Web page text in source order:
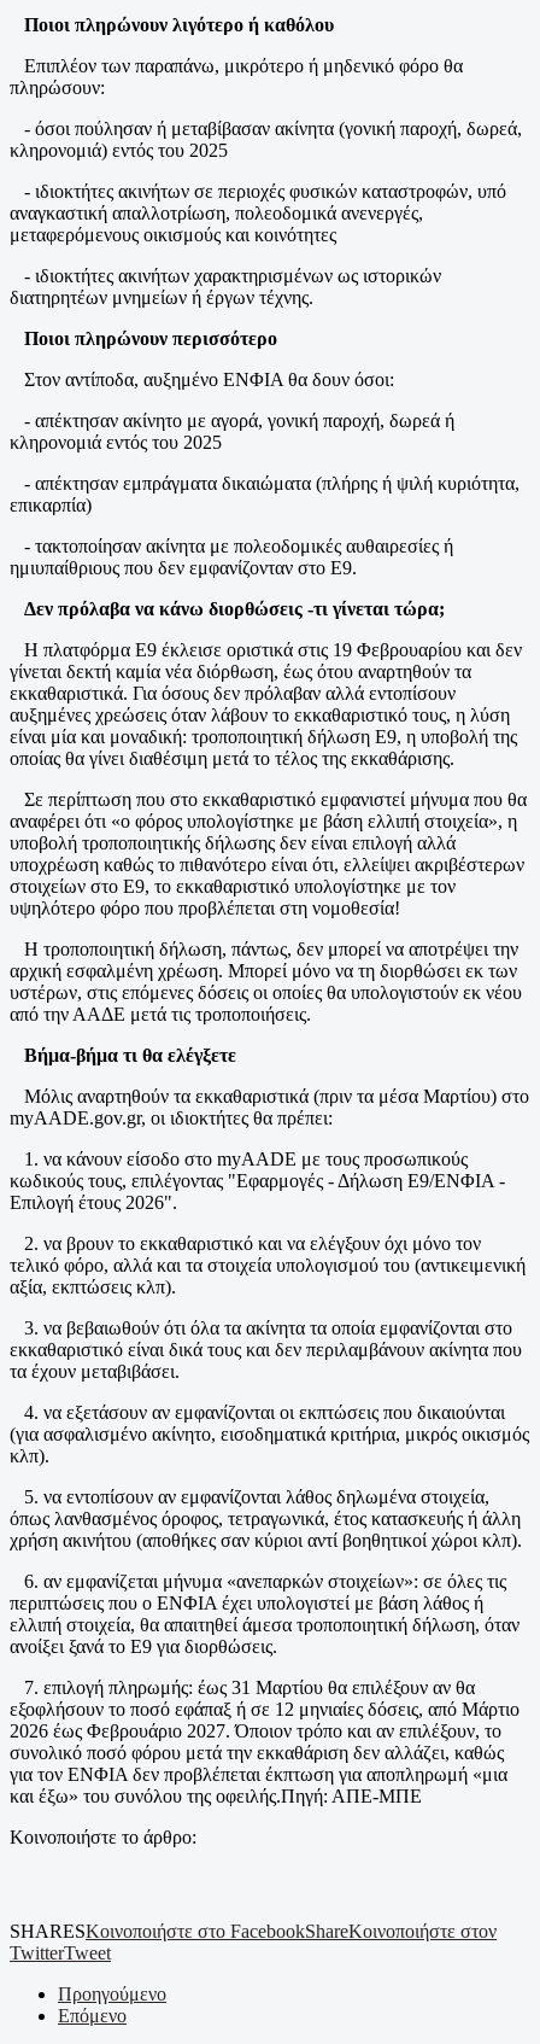
Ποιοι πληρώνουν λιγότερο ή καθόλου
Επιπλέον των παραπάνω, μικρότερο ή μηδενικό φόρο θα
πληρώσουν:
- όσοι πούλησαν ή μεταβίβασαν ακίνητα (γονική παροχή, δωρεά,
κληρονομιά) εντός του 2025
- ιδιοκτήτες ακινήτων σε περιοχές φυσικών καταστροφών, υπό
αναγκαστική απαλλοτρίωση, πολεοδομικά ανενεργές,
μεταφερόμενους οικισμούς και κοινότητες
- ιδιοκτήτες ακινήτων χαρακτηρισμένων ως ιστορικών
διατηρητέων μνημείων ή έργων τέχνης.
Ποιοι πληρώνουν περισσότερο
Στον αντίποδα, αυξημένο ΕΝΦΙΑ θα δουν όσοι:
- απέκτησαν ακίνητο με αγορά, γονική παροχή, δωρεά ή
κληρονομιά εντός του 2025
- απέκτησαν εμπράγματα δικαιώματα (πλήρης ή ψιλή κυριότητα,
επικαρπία)
- τακτοποίησαν ακίνητα με πολεοδομικές αυθαιρεσίες ή
ημιυπαίθριους που δεν εμφανίζονταν στο Ε9.
Δεν πρόλαβα να κάνω διορθώσεις -τι γίνεται τώρα;
Η πλατφόρμα Ε9 έκλεισε οριστικά στις 19 Φεβρουαρίου και δεν
γίνεται δεκτή καμία νέα διόρθωση, έως ότου αναρτηθούν τα
εκκαθαριστικά. Για όσους δεν πρόλαβαν αλλά εντοπίσουν
αυξημένες χρεώσεις όταν λάβουν το εκκαθαριστικό τους, η λύση
είναι μία και μοναδική: τροποποιητική δήλωση Ε9, η υποβολή της
οποίας θα γίνει διαθέσιμη μετά το τέλος της εκκαθάρισης.
Σε περίπτωση που στο εκκαθαριστικό εμφανιστεί μήνυμα που θα
αναφέρει ότι «ο φόρος υπολογίστηκε με βάση ελλιπή στοιχεία», η
υποβολή τροποποιητικής δήλωσης δεν είναι επιλογή αλλά
υποχρέωση καθώς το πιθανότερο είναι ότι, ελλείψει ακριβέστερων
στοιχείων στο Ε9, το εκκαθαριστικό υπολογίστηκε με τον
υψηλότερο φόρο που προβλέπεται στη νομοθεσία!
Η τροποποιητική δήλωση, πάντως, δεν μπορεί να αποτρέψει την
αρχική εσφαλμένη χρέωση. Μπορεί μόνο να τη διορθώσει εκ των
υστέρων, στις επόμενες δόσεις οι οποίες θα υπολογιστούν εκ νέου
από την ΑΑΔΕ μετά τις τροποποιήσεις.
Βήμα-βήμα τι θα ελέγξετε
Μόλις αναρτηθούν τα εκκαθαριστικά (πριν τα μέσα Μαρτίου) στο
myAADE.gov.gr, οι ιδιοκτήτες θα πρέπει:
1. να κάνουν είσοδο στο myAADE με τους προσωπικούς
κωδικούς τους, επιλέγοντας "Εφαρμογές - Δήλωση Ε9/ΕΝΦΙΑ -
Επιλογή έτους 2026".
2. να βρουν το εκκαθαριστικό και να ελέγξουν όχι μόνο τον
τελικό φόρο, αλλά και τα στοιχεία υπολογισμού του (αντικειμενική
αξία, εκπτώσεις κλπ).
3. να βεβαιωθούν ότι όλα τα ακίνητα τα οποία εμφανίζονται στο
εκκαθαριστικό είναι δικά τους και δεν περιλαμβάνουν ακίνητα που
τα έχουν μεταβιβάσει.
4. να εξετάσουν αν εμφανίζονται οι εκπτώσεις που δικαιούνται
(για ασφαλισμένο ακίνητο, εισοδηματικά κριτήρια, μικρός οικισμός
κλπ).
5. να εντοπίσουν αν εμφανίζονται λάθος δηλωμένα στοιχεία,
όπως λανθασμένος όροφος, τετραγωνικά, έτος κατασκευής ή άλλη
χρήση ακινήτου (αποθήκες σαν κύριοι αντί βοηθητικοί χώροι κλπ).
6. αν εμφανίζεται μήνυμα «ανεπαρκών στοιχείων»: σε όλες τις
περιπτώσεις που ο ΕΝΦΙΑ έχει υπολογιστεί με βάση λάθος ή
ελλιπή στοιχεία, θα απαιτηθεί άμεσα τροποποιητική δήλωση, όταν
ανοίξει ξανά το Ε9 για διορθώσεις.
7. επιλογή πληρωμής: έως 31 Μαρτίου θα επιλέξουν αν θα
εξοφλήσουν το ποσό εφάπαξ ή σε 12 μηνιαίες δόσεις, από Μάρτιο
2026 έως Φεβρουάριο 2027. Όποιον τρόπο και αν επιλέξουν, το
συνολικό ποσό φόρου μετά την εκκαθάριση δεν αλλάζει, καθώς
για τον ΕΝΦΙΑ δεν προβλέπεται έκπτωση για αποπληρωμή «μια
και έξω» του συνόλου της οφειλής.Πηγή: ΑΠΕ-ΜΠΕ
Κοινοποιήστε το άρθρο:
SHARESΚοινοποιήστε στο FacebookShareΚοινοποιήστε στον
TwitterTweet
Προηγούμενο
Επόμενο